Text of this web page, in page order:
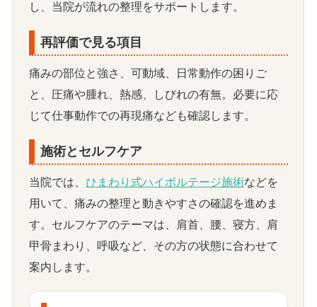
し、当院が流れの整理をサポートします。
再評価で見る項目
痛みの部位と強さ、可動域、日常動作の困りご
と、圧痛や腫れ、熱感、しびれの有無。必要に応
じて仕事動作での再現痛なども確認します。
施術とセルフケア
当院では、 ひまわり式ハイボルテージ施術などを
用いて、痛みの整理と動きやすさの確認を進めま
す。セルフケアのテーマは、肩首、腰、寝方、肩
甲骨まわり、呼吸など、その方の状態に合わせて
案内します。